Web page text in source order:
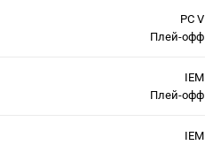
PC V
Плей-офф
IEM
Плей-офф
IEM